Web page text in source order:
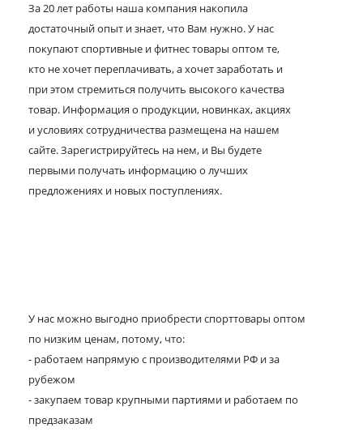
За 20 лет работы наша компания накопила
достаточный опыт и знает, что Вам нужно. У нас
покупают спортивные и фитнес товары оптом те,
кто не хочет переплачивать, а хочет заработать и
при этом стремиться получить высокого качества
товар. Информация о продукции, новинках, акциях
и условиях сотрудничества размещена на нашем
сайте. Зарегистрируйтесь на нем, и Вы будете
первыми получать информацию о лучших
предложениях и новых поступлениях.
У нас можно выгодно приобрести спорттовары оптом
по низким ценам, потому, что:
- работаем напрямую с производителями РФ и за
рубежом
- закупаем товар крупными партиями и работаем по
предзаказам